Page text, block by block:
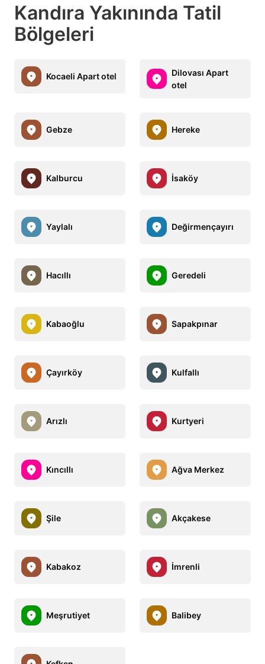
Kandıra Yakınında Tatil
Bölgeleri
Kocaeli Apart otel
Dilovası Apart
otel
Gebze Hereke
Kalburcu İsaköy
Yaylalı Değirmençayırı
Hacıllı Geredeli
Kabaoğlu Sapakpınar
Çayırköy Kulfallı
Arızlı Kurtyeri
Kıncıllı Ağva Merkez
Şile Akçakese
Kabakoz İmrenli
Meşrutiyet Balibey